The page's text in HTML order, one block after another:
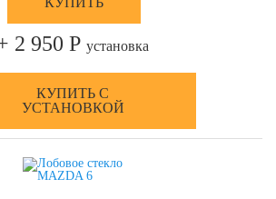
2 950 Р установка
КУПИТЬ С
УСТАНОВКОЙ